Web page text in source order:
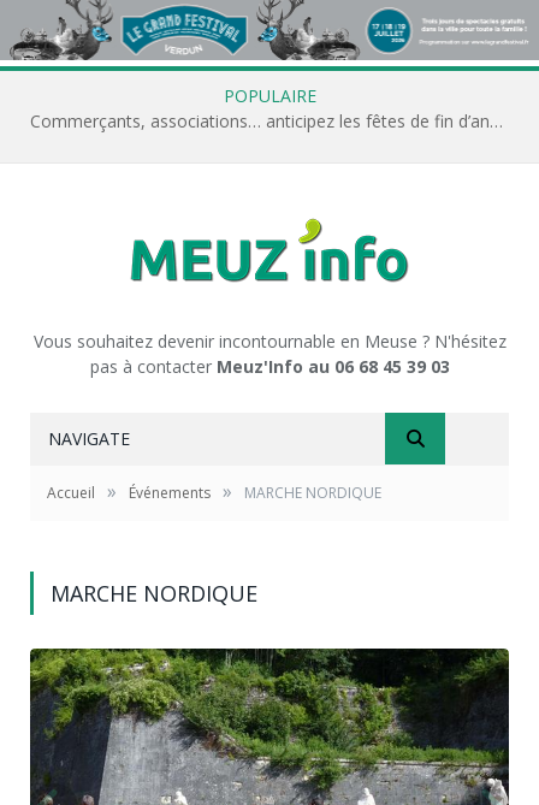
POPULAIRE
Commerçants, associations… anticipez les fêtes de fin d’année avec Meuz’Info
Vous souhaitez devenir incontournable en Meuse ? N'hésitez
pas à contacter Meuz'Info au 06 68 45 39 03
NAVIGATE
Accueil » Événements » MARCHE NORDIQUE
MARCHE NORDIQUE